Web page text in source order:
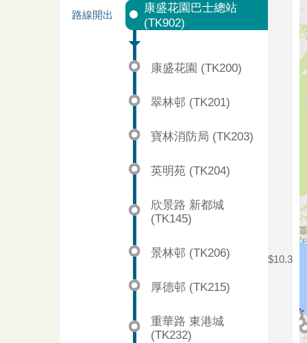
路線開出
康盛花園巴士總站
(TK902)
$10.3
康盛花園 (TK200)
翠林邨 (TK201)
寶林消防局 (TK203)
英明苑 (TK204)
欣景路 新都城
(TK145)
景林邨 (TK206)
厚德邨 (TK215)
重華路 東港城
(TK232)